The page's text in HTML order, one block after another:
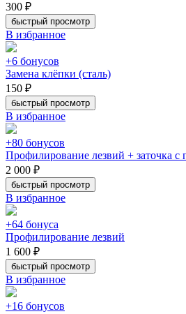
300 ₽
быстрый просмотр
В избранное
+6 бонусов
Замена клёпки (сталь)
150 ₽
быстрый просмотр
В избранное
+80 бонусов
Профилирование лезвий + заточка с
2 000 ₽
быстрый просмотр
В избранное
+64 бонуса
Профилирование лезвий
1 600 ₽
быстрый просмотр
В избранное
+16 бонусов